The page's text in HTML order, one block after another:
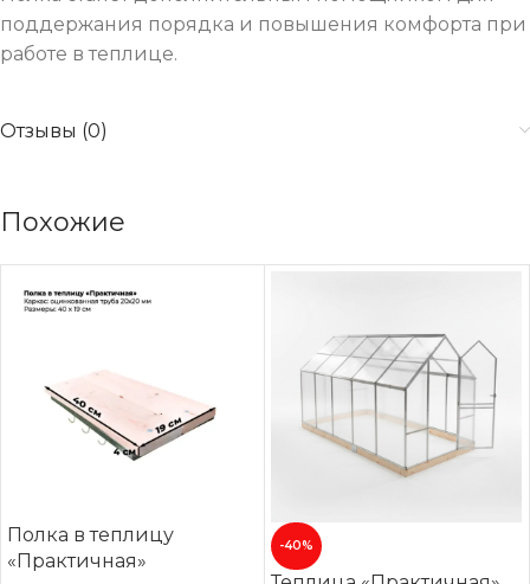
поддержания порядка и повышения комфорта при
работе в теплице.
Отзывы (0)
Похожие
Полка в теплицу
«Практичная»
-40%